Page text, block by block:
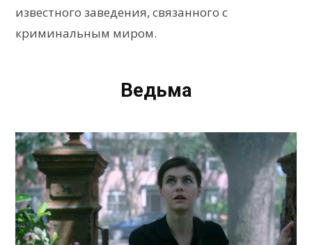
известного заведения, связанного с
криминальным миром.
Ведьма